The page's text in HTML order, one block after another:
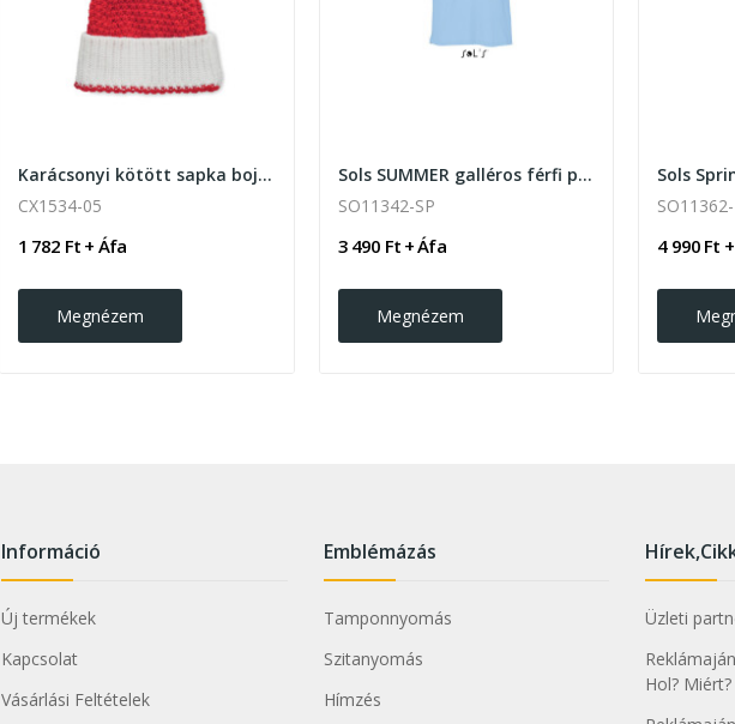
Karácsonyi kötött sapka bojttal
CX1534-05
1 782 Ft + Áfa
Megnézem
Sols SUMMER galléros férfi póló , Sky Blue
SO11342-SP
3 490 Ft + Áfa
Megnézem
4 990 Ft
Információ
Új termékek
Kapcsolat
Vásárlási Feltételek
Emblémázás
Tamponnyomás
Szitanyomás
Hímzés
Üzleti
Hol? Miért?